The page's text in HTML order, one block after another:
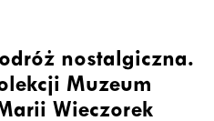
nostalgiczna.
Muzeum
Wieczorek